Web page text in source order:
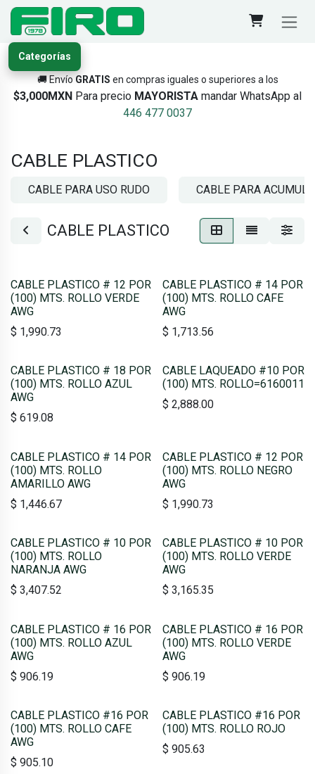
Ir al contenido
🚚 Envío GRATIS en compras iguales o superiores a los
$3,000MXN Para precio MAYORISTA mandar WhatsApp al
446 477 0037
CABLE PLASTICO
CABLE PARA USO RUDO CABLE PARA
CABLE PLASTICO
CABLE PLASTICO # 12 POR
(100) MTS. ROLLO VERDE
AWG
$ 1,990.73
CABLE PLASTICO # 14 POR
(100) MTS. ROLLO CAFE
AWG
$ 1,713.56
CABLE PLASTICO # 18 POR
(100) MTS. ROLLO AZUL
AWG
$ 619.08
CABLE LAQUEADO #10 POR
(100) MTS. ROLLO=6160011
$ 2,888.00
CABLE PLASTICO # 14 POR
(100) MTS. ROLLO
AMARILLO AWG
$ 1,446.67
CABLE PLASTICO # 12 POR
(100) MTS. ROLLO NEGRO
AWG
$ 1,990.73
CABLE PLASTICO # 10 POR
(100) MTS. ROLLO
NARANJA AWG
$ 3,407.52
CABLE PLASTICO # 10 POR
(100) MTS. ROLLO VERDE
AWG
$ 3,165.35
CABLE PLASTICO # 16 POR
(100) MTS. ROLLO AZUL
AWG
$ 906.19
CABLE PLASTICO # 16 POR
(100) MTS. ROLLO VERDE
AWG
$ 906.19
CABLE PLASTICO #16 POR
(100) MTS. ROLLO CAFE
AWG
$ 905.10
CABLE PLASTICO #16 POR
(100) MTS. ROLLO ROJO
$ 905.63
Categorías